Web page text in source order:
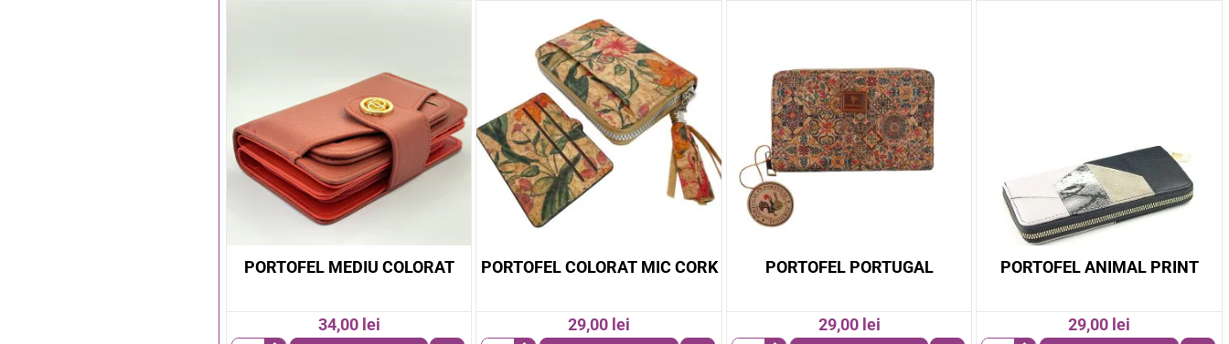
PORTOFEL MEDIU COLORAT
34,00 lei
PORTOFEL COLORAT MIC CORK
29,00 lei
PORTOFEL PORTUGAL
29,00 lei
PORTOFEL ANIMAL PRINT
29,00 lei